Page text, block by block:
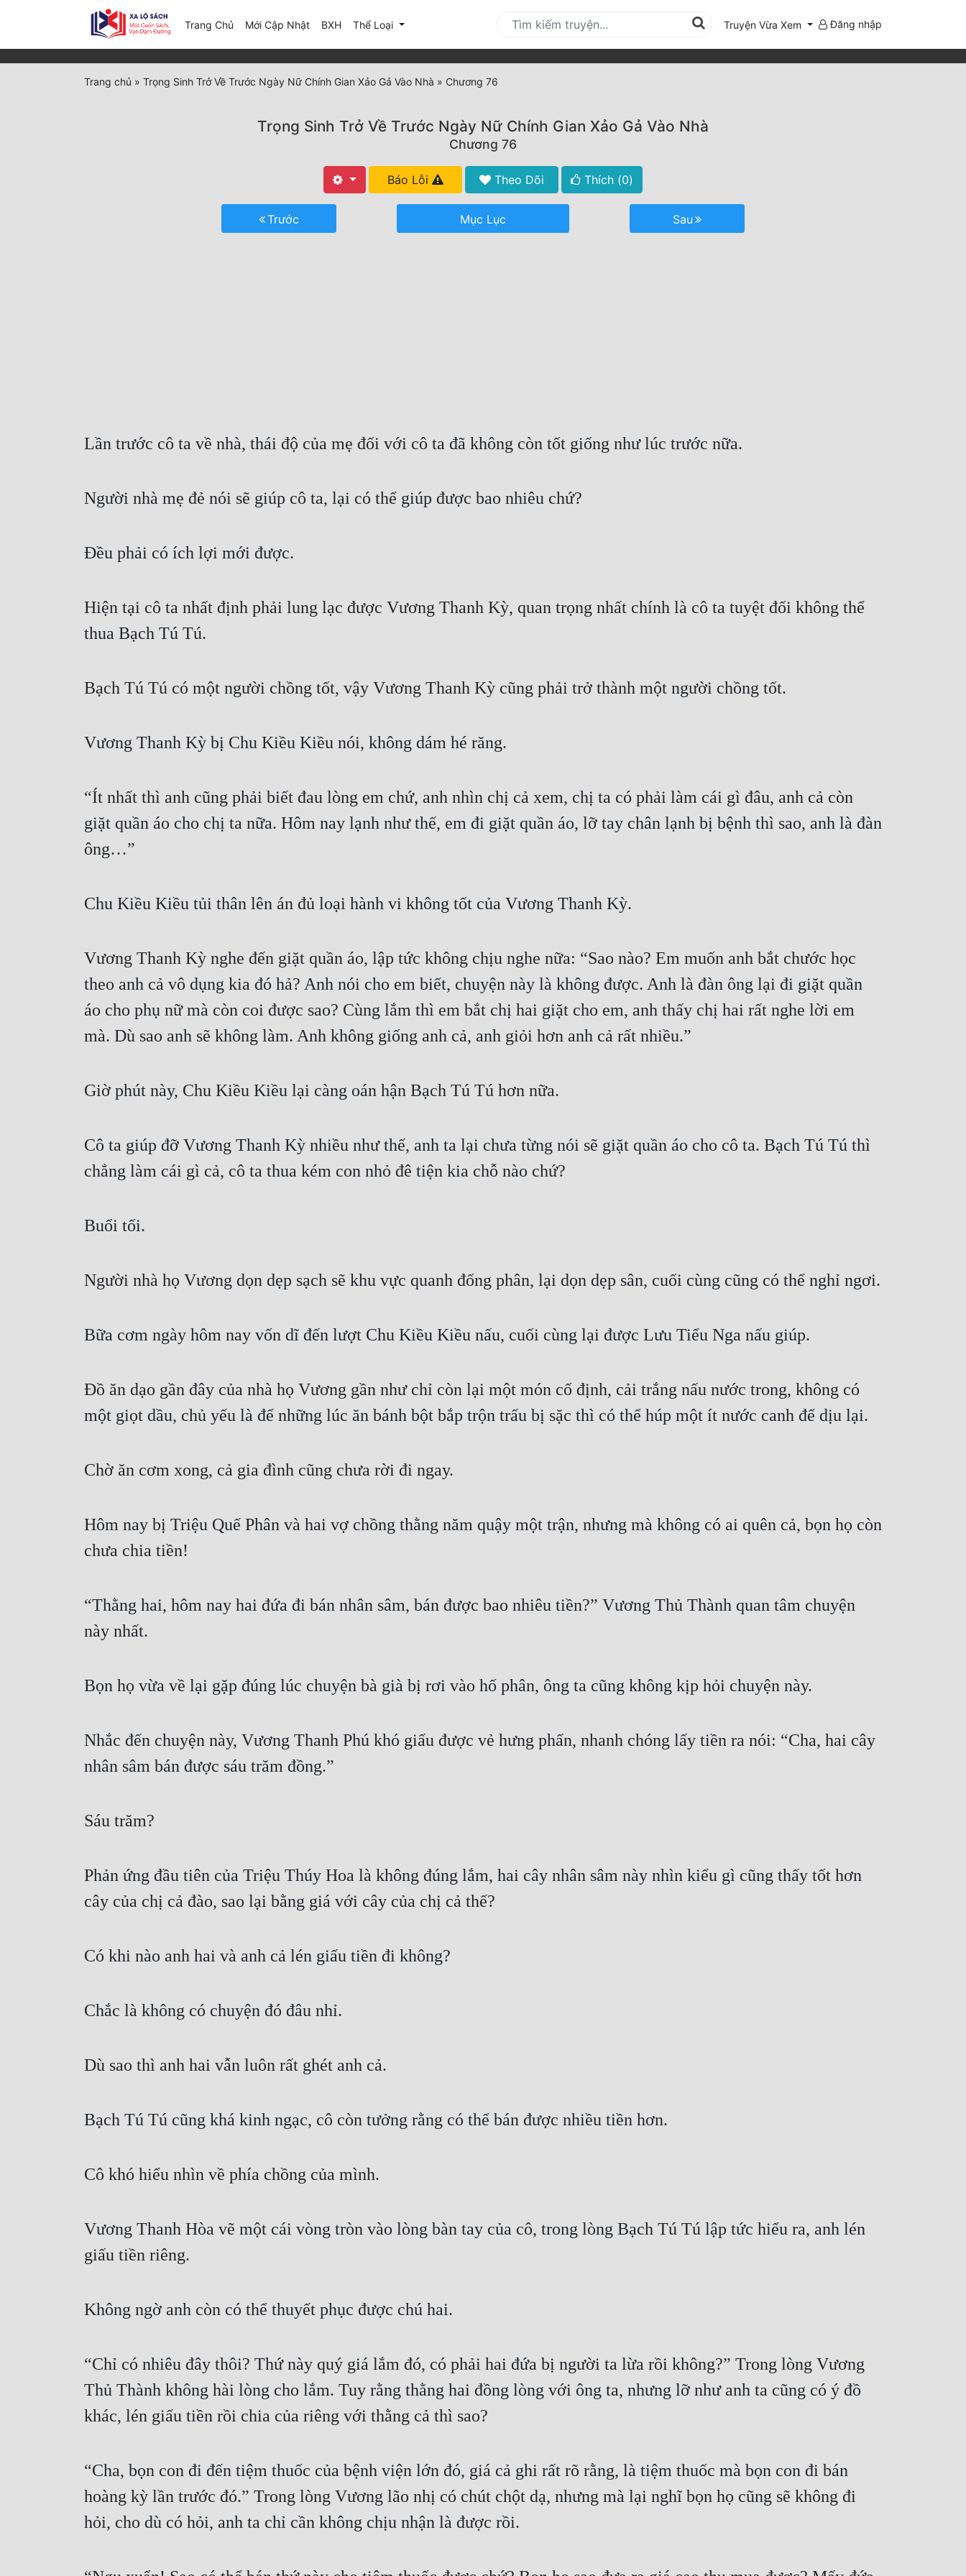
Trang Chủ Mới Cập Nhật(current)
BXH Thể Loại Truyện Vừa Xem Đăng nhập
Trang chủ » Trọng Sinh Trở Về Trước Ngày Nữ Chính Gian Xảo Gả Vào Nhà » Chương 76
Trọng Sinh Trở Về Trước Ngày Nữ Chính Gian Xảo Gả Vào Nhà
Chương 76
Báo Lỗi Theo Dõi Thích (0)
Trước Mục Lục Sau
Lần trước cô ta về nhà, thái độ của mẹ đối với cô ta đã không còn tốt giống như lúc trước nữa.
Người nhà mẹ đẻ nói sẽ giúp cô ta, lại có thể giúp được bao nhiêu chứ?
Đều phải có ích lợi mới được.
Hiện tại cô ta nhất định phải lung lạc được Vương Thanh Kỳ, quan trọng nhất chính là cô ta tuyệt đối không thể
thua Bạch Tú Tú.
Bạch Tú Tú có một người chồng tốt, vậy Vương Thanh Kỳ cũng phải trở thành một người chồng tốt.
Vương Thanh Kỳ bị Chu Kiều Kiều nói, không dám hé răng.
“Ít nhất thì anh cũng phải biết đau lòng em chứ, anh nhìn chị cả xem, chị ta có phải làm cái gì đâu, anh cả còn
giặt quần áo cho chị ta nữa. Hôm nay lạnh như thế, em đi giặt quần áo, lỡ tay chân lạnh bị bệnh thì sao, anh là đàn
ông…”
Chu Kiều Kiều tủi thân lên án đủ loại hành vi không tốt của Vương Thanh Kỳ.
Vương Thanh Kỳ nghe đến giặt quần áo, lập tức không chịu nghe nữa: “Sao nào? Em muốn anh bắt chước học
theo anh cả vô dụng kia đó hả? Anh nói cho em biết, chuyện này là không được. Anh là đàn ông lại đi giặt quần
áo cho phụ nữ mà còn coi được sao? Cùng lắm thì em bắt chị hai giặt cho em, anh thấy chị hai rất nghe lời em
mà. Dù sao anh sẽ không làm. Anh không giống anh cả, anh giỏi hơn anh cả rất nhiều.”
Giờ phút này, Chu Kiều Kiều lại càng oán hận Bạch Tú Tú hơn nữa.
Cô ta giúp đỡ Vương Thanh Kỳ nhiều như thế, anh ta lại chưa từng nói sẽ giặt quần áo cho cô ta. Bạch Tú Tú thì
chẳng làm cái gì cả, cô ta thua kém con nhỏ đê tiện kia chỗ nào chứ?
Buổi tối.
Người nhà họ Vương dọn dẹp sạch sẽ khu vực quanh đống phân, lại dọn dẹp sân, cuối cùng cũng có thể nghỉ ngơi.
Bữa cơm ngày hôm nay vốn dĩ đến lượt Chu Kiều Kiều nấu, cuối cùng lại được Lưu Tiểu Nga nấu giúp.
Đồ ăn dạo gần đây của nhà họ Vương gần như chỉ còn lại một món cố định, cải trắng nấu nước trong, không có
một giọt dầu, chủ yếu là để những lúc ăn bánh bột bắp trộn trấu bị sặc thì có thể húp một ít nước canh để dịu lại.
Chờ ăn cơm xong, cả gia đình cũng chưa rời đi ngay.
Hôm nay bị Triệu Quế Phân và hai vợ chồng thằng năm quậy một trận, nhưng mà không có ai quên cả, bọn họ còn
chưa chia tiền!
“Thằng hai, hôm nay hai đứa đi bán nhân sâm, bán được bao nhiêu tiền?” Vương Thủ Thành quan tâm chuyện
này nhất.
Bọn họ vừa về lại gặp đúng lúc chuyện bà già bị rơi vào hố phân, ông ta cũng không kịp hỏi chuyện này.
Nhắc đến chuyện này, Vương Thanh Phú khó giấu được vẻ hưng phấn, nhanh chóng lấy tiền ra nói: “Cha, hai cây
nhân sâm bán được sáu trăm đồng.”
Sáu trăm?
Phản ứng đầu tiên của Triệu Thúy Hoa là không đúng lắm, hai cây nhân sâm này nhìn kiểu gì cũng thấy tốt hơn
cây của chị cả đào, sao lại bằng giá với cây của chị cả thế?
Có khi nào anh hai và anh cả lén giấu tiền đi không?
Chắc là không có chuyện đó đâu nhỉ.
Dù sao thì anh hai vẫn luôn rất ghét anh cả.
Bạch Tú Tú cũng khá kinh ngạc, cô còn tưởng rằng có thể bán được nhiều tiền hơn.
Cô khó hiểu nhìn về phía chồng của mình.
Vương Thanh Hòa vẽ một cái vòng tròn vào lòng bàn tay của cô, trong lòng Bạch Tú Tú lập tức hiểu ra, anh lén
giấu tiền riêng.
Không ngờ anh còn có thể thuyết phục được chú hai.
“Chỉ có nhiêu đây thôi? Thứ này quý giá lắm đó, có phải hai đứa bị người ta lừa rồi không?” Trong lòng Vương
Thủ Thành không hài lòng cho lắm. Tuy rằng thằng hai đồng lòng với ông ta, nhưng lỡ như anh ta cũng có ý đồ
khác, lén giấu tiền rồi chia của riêng với thằng cả thì sao?
“Cha, bọn con đi đến tiệm thuốc của bệnh viện lớn đó, giá cả ghi rất rõ rằng, là tiệm thuốc mà bọn con đi bán
hoàng kỳ lần trước đó.” Trong lòng Vương lão nhị có chút chột dạ, nhưng mà lại nghĩ bọn họ cũng sẽ không đi
hỏi, cho dù có hỏi, anh ta chỉ cần không chịu nhận là được rồi.